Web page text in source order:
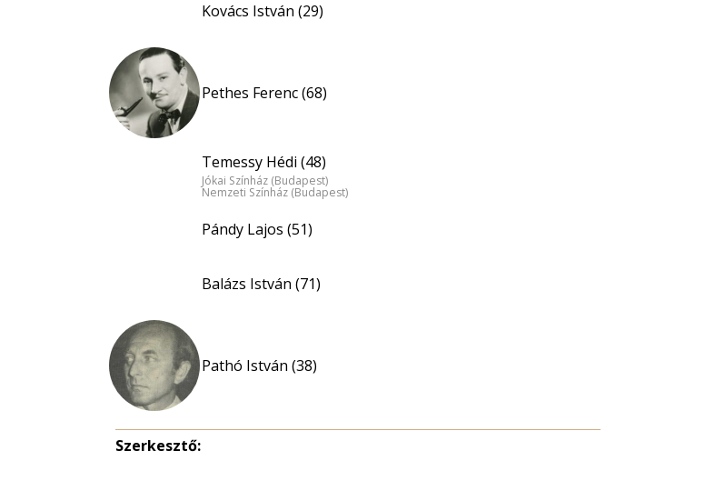
Kovács István (29)
Pethes Ferenc (68)
Temessy Hédi (48)
Jókai Színház (Budapest)
Nemzeti Színház (Budapest)
Pándy Lajos (51)
Balázs István (71)
Pathó István (38)
Szerkesztő: